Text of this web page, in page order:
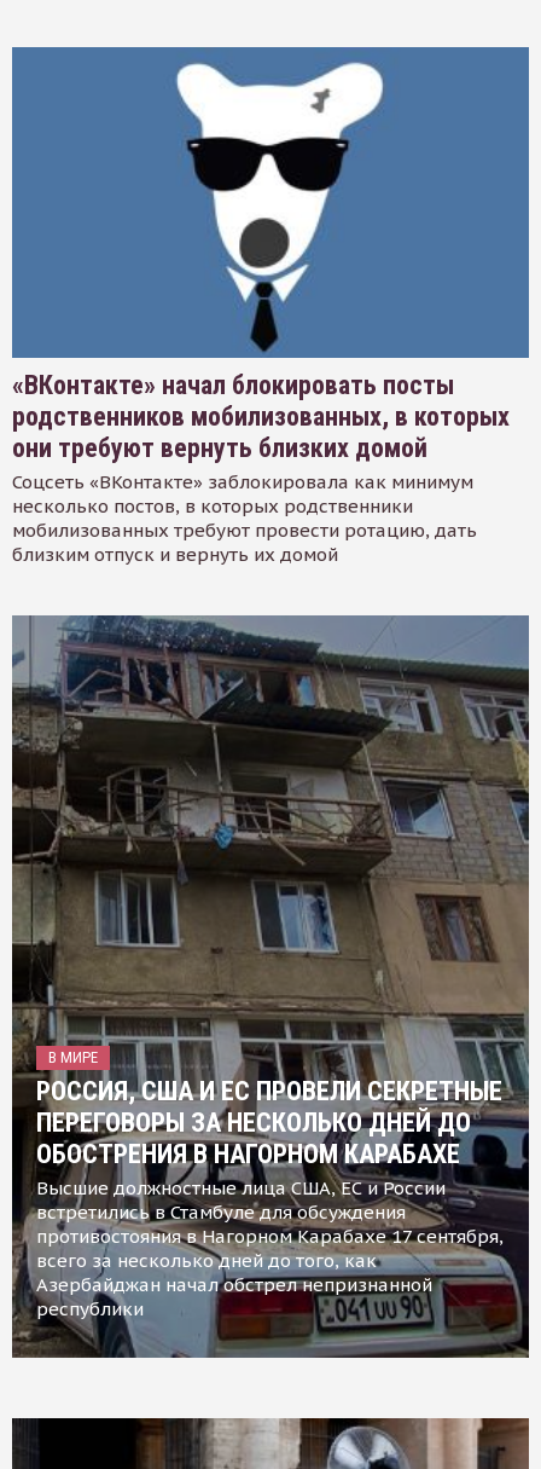
«ВКонтакте» начал блокировать посты
родственников мобилизованных, в которых
они требуют вернуть близких домой
Соцсеть «ВКонтакте» заблокировала как минимум
несколько постов, в которых родственники
мобилизованных требуют провести ротацию, дать
близким отпуск и вернуть их домой
В МИРЕ
РОССИЯ, США И ЕС ПРОВЕЛИ СЕКРЕТНЫЕ
ПЕРЕГОВОРЫ ЗА НЕСКОЛЬКО ДНЕЙ ДО
ОБОСТРЕНИЯ В НАГОРНОМ КАРАБАХЕ
Высшие должностные лица США, ЕС и России
встретились в Стамбуле для обсуждения
противостояния в Нагорном Карабахе 17 сентября,
всего за несколько дней до того, как
Азербайджан начал обстрел непризнанной
республики